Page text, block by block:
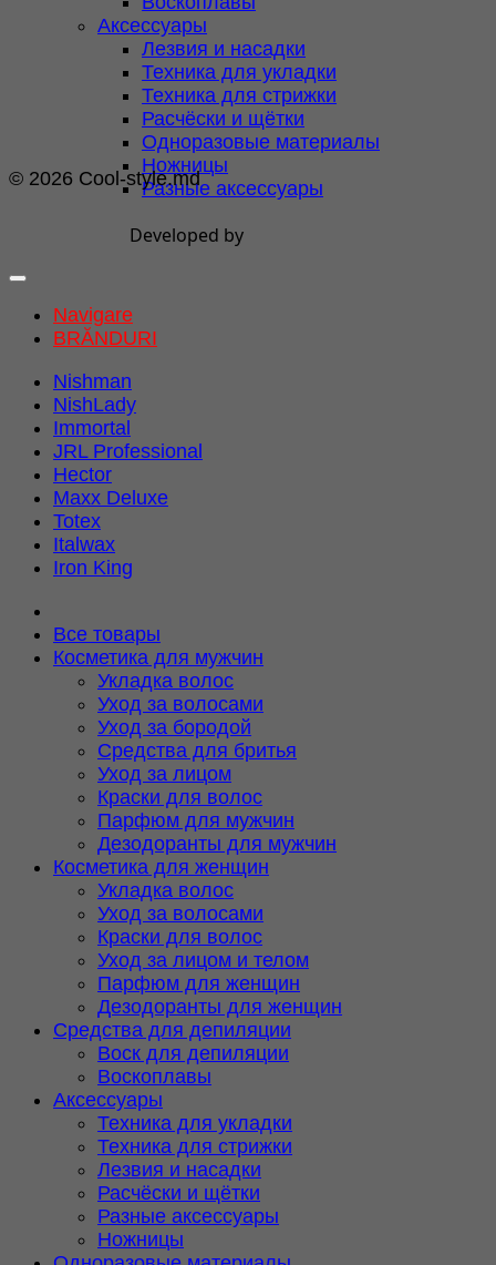
Аксессуары
Лезвия и насадки
Техника для укладки
Техника для стрижки
Расчёски и щётки
Одноразовые материалы
Ножницы
Разные аксессуары
© 2026 Cool-style.md
Developed by
Navigare
BRĂNDURI
Nishman
NishLady
Immortal
JRL Professional
Hector
Maxx Deluxe
Totex
Italwax
Iron King
Все товары
Косметика для мужчин
Укладка волос
Уход за волосами
Уход за бородой
Средства для бритья
Уход за лицом
Краски для волос
Парфюм для мужчин
Дезодоранты для мужчин
Косметика для женщин
Укладка волос
Уход за волосами
Краски для волос
Уход за лицом и телом
Парфюм для женщин
Дезодоранты для женщин
Средства для депиляции
Воск для депиляции
Воскоплавы
Аксессуары
Техника для укладки
Техника для стрижки
Лезвия и насадки
Расчёски и щётки
Разные аксессуары
Ножницы